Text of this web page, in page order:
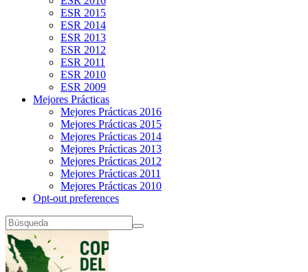
ESR 2015
ESR 2014
ESR 2013
ESR 2012
ESR 2011
ESR 2010
ESR 2009
Mejores Prácticas
Mejores Prácticas 2016
Mejores Prácticas 2015
Mejores Prácticas 2014
Mejores Prácticas 2013
Mejores Prácticas 2012
Mejores Prácticas 2011
Mejores Prácticas 2010
Opt-out preferences